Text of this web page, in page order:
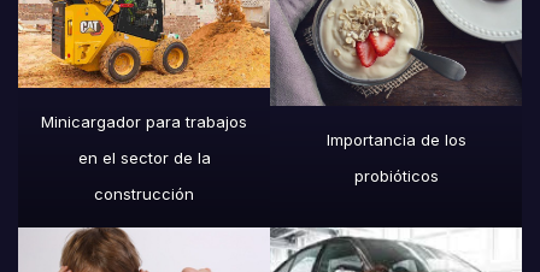
Minicargador para trabajos
en el sector de la
construcción
Importancia de los
probióticos